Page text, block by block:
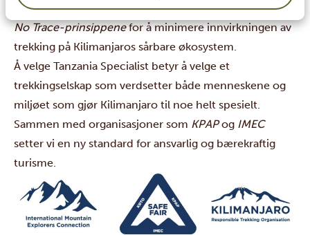
høyeste standardene for miljøansvar og følgerLeave
No Trace-prinsippenefor å minimere innvirkningen av
trekking på Kilimanjaros sårbare økosystem.
Å velge Tanzania Specialist betyr å velge et
trekkingselskap som verdsetter både menneskene og
miljøet som gjør Kilimanjaro til noe helt spesielt.
Sammen med organisasjoner som KPAPog IMEC
setter vi en ny standard for ansvarlig og bærekraftig
turisme.